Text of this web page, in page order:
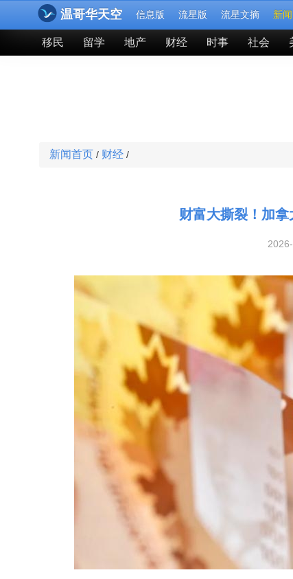
温哥华天空 信息版 流星版 流星文摘 新闻
移民 留学 地产 财经 时事 社会
新闻首页 / 财经 /
财富大撕裂！加